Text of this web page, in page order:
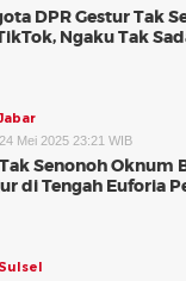
DPR Gestur Tak
Ngaku Tak
Mei 2025 23:21 WIB
Senonoh Oknum
di Tengah Euforia